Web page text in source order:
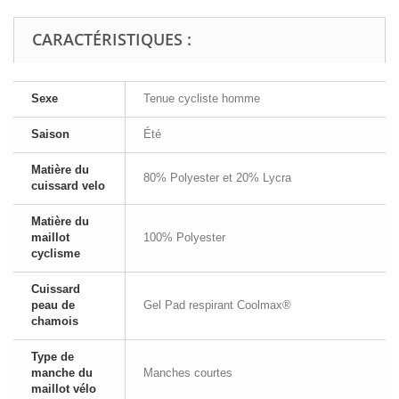
CARACTÉRISTIQUES :
Sexe Tenue cycliste homme
Saison Été
Matière du
cuissard velo
80% Polyester et 20% Lycra
Matière du
maillot
cyclisme
100% Polyester
Cuissard
peau de
chamois
Gel Pad respirant Coolmax®
Type de
manche du
maillot vélo
Manches courtes